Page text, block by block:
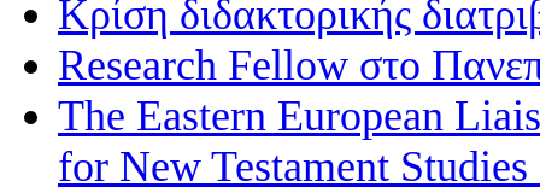
Κρίση διδακτορικής
Research Fellow στο
The Eastern European
for New Testament